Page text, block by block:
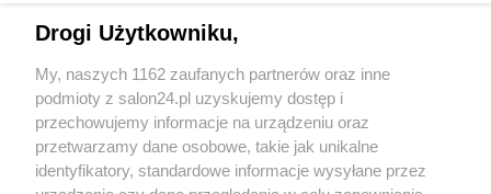
Sport
Społeczeństwo
Kultura
Drogi Użytkowniku,
My, naszych 1162 zaufanych partnerów oraz inne
podmioty z salon24.pl uzyskujemy dostęp i
przechowujemy informacje na urządzeniu oraz
przetwarzamy dane osobowe, takie jak unikalne
identyfikatory, standardowe informacje wysyłane przez